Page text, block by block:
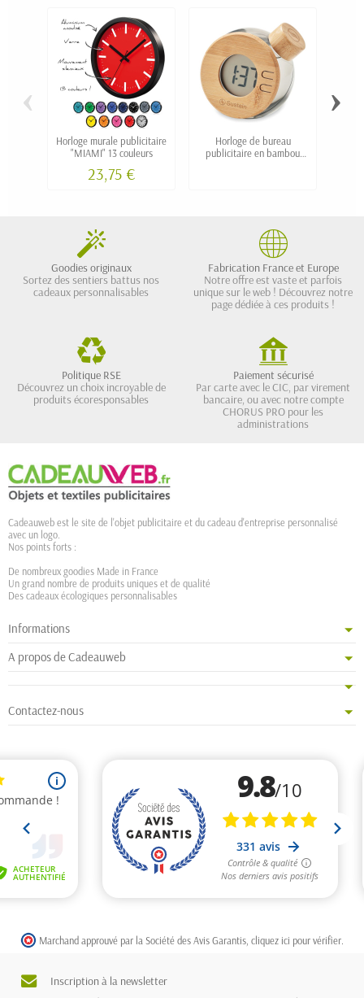
Horloge murale publicitaire
"MIAMI" 13 couleurs
23,75 €
Horloge de bureau
publicitaire en bambou
‹ ›
Goodies originaux
Sortez des sentiers battus nos
cadeaux personnalisables
Fabrication France et Europe
Notre offre est vaste et parfois
unique sur le web ! Découvrez notre
page dédiée à ces produits !
Politique RSE
Découvrez un choix incroyable de
produits écoresponsables
Paiement sécurisé
Par carte avec le CIC, par virement
bancaire, ou avec notre compte
CHORUS PRO pour les
administrations
Cadeauweb est le site de l'objet publicitaire et du cadeau d'entreprise personnalisé
avec un logo.
Nos points forts :
De nombreux goodies Made in France
Un grand nombre de produits uniques et de qualité
Des cadeaux écologiques personnalisables
Informations
A propos de Cadeauweb
Contactez-nous
Marchand approuvé par la Société des Avis Garantis, cliquez ici pour vérifier
Inscription à la newsletter